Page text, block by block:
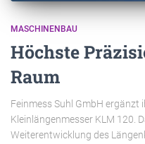
MASCHINENBAU
Höchste
Raum
Feinmess Suhl GmbH ergänzt
Kleinlängenmesser KLM 120.
Weiterentwicklung des